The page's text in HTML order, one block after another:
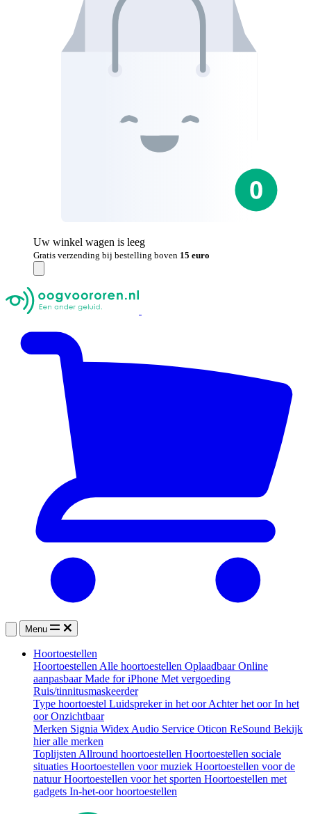
Uw winkel wagen is leeg
Gratis verzending bij bestelling boven 15 euro
Menu
Hoortoestellen
HoortoestellenAlle hoortoestellen OplaadbaarOnline
aanpasbaarMade for iPhone Met vergoeding
Ruis/tinnitusmaskeerder
Type hoortoestel Luidspreker in het oorAchter het oorIn het
oorOnzichtbaar
Merken Signia WidexAudio Service Oticon ReSound Bekijk
hier alle merken
ToplijstenAllround hoortoestellen Hoortoestellen sociale
situaties Hoortoestellen voor muziek Hoortoestellen voor de
natuurHoortoestellen voor het sporten Hoortoestellen met
gadgets In-het-oor hoortoestellen